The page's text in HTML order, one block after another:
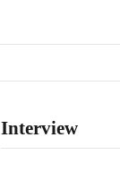
Interview